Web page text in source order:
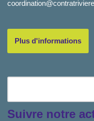
Plus d'informations
Suivre notre